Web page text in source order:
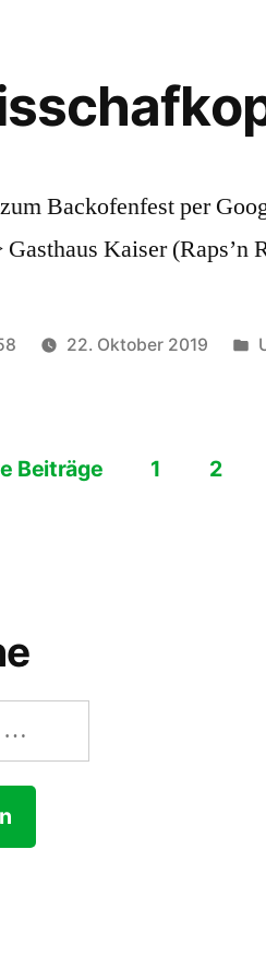
Backofenfest per
Kaiser (Raps’n
22. Oktober 2019
Beiträge 1 2